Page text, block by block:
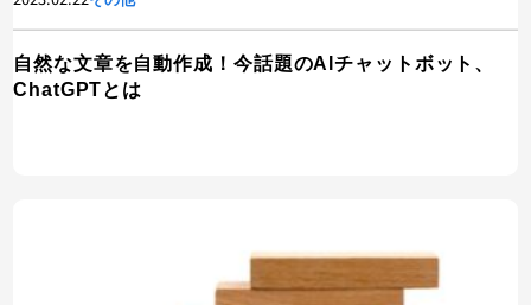
自然な文章を自動作成！今話題のAIチャットボット、
ChatGPTとは